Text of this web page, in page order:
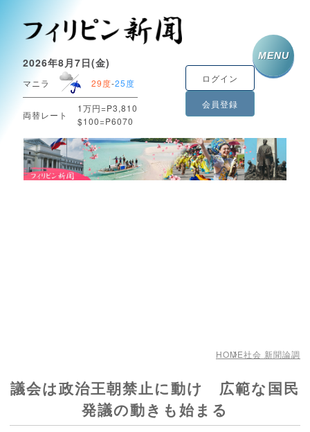
2026年8月7日(金)
マニラ 29度-25度
両替レート
1万円=P3,810
$100=P6070
ログイン
会員登録
MENU
HOME社会 新聞論調
議会は政治王朝禁止に動け 広範な国民
発議の動きも始まる